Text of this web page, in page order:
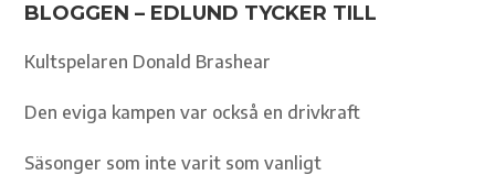
BLOGGEN – EDLUND TYCKER TILL
Kultspelaren Donald Brashear
Den eviga kampen var också en drivkraft
Säsonger som inte varit som vanligt